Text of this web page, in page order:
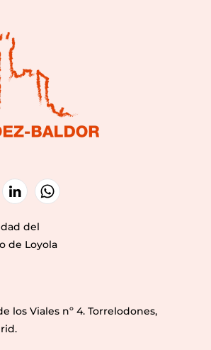
del
de Loyola
los Viales nº 4. Torrelodones,